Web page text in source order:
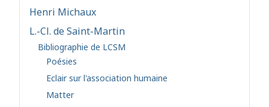
Henri Michaux
L.-Cl. de Saint-Martin
Bibliographie de LCSM
Poésies
Eclair sur l'association humaine
Matter